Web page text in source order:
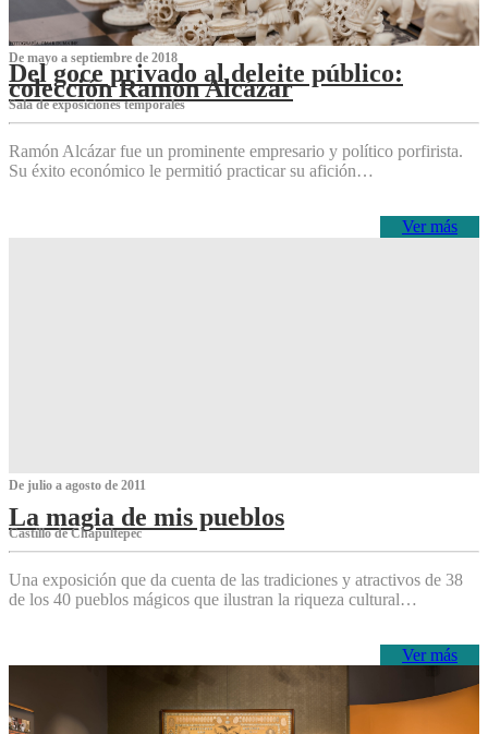
De mayo a septiembre de 2018
Del goce privado al deleite público:
colección Ramón Alcázar
Sala de exposiciones temporales
Ramón Alcázar fue un prominente empresario y político porfirista.
Su éxito económico le permitió practicar su afición…
Ver más
De julio a agosto de 2011
La magia de mis pueblos
Castillo de Chapultepec
Una exposición que da cuenta de las tradiciones y atractivos de 38
de los 40 pueblos mágicos que ilustran la riqueza cultural…
Ver más